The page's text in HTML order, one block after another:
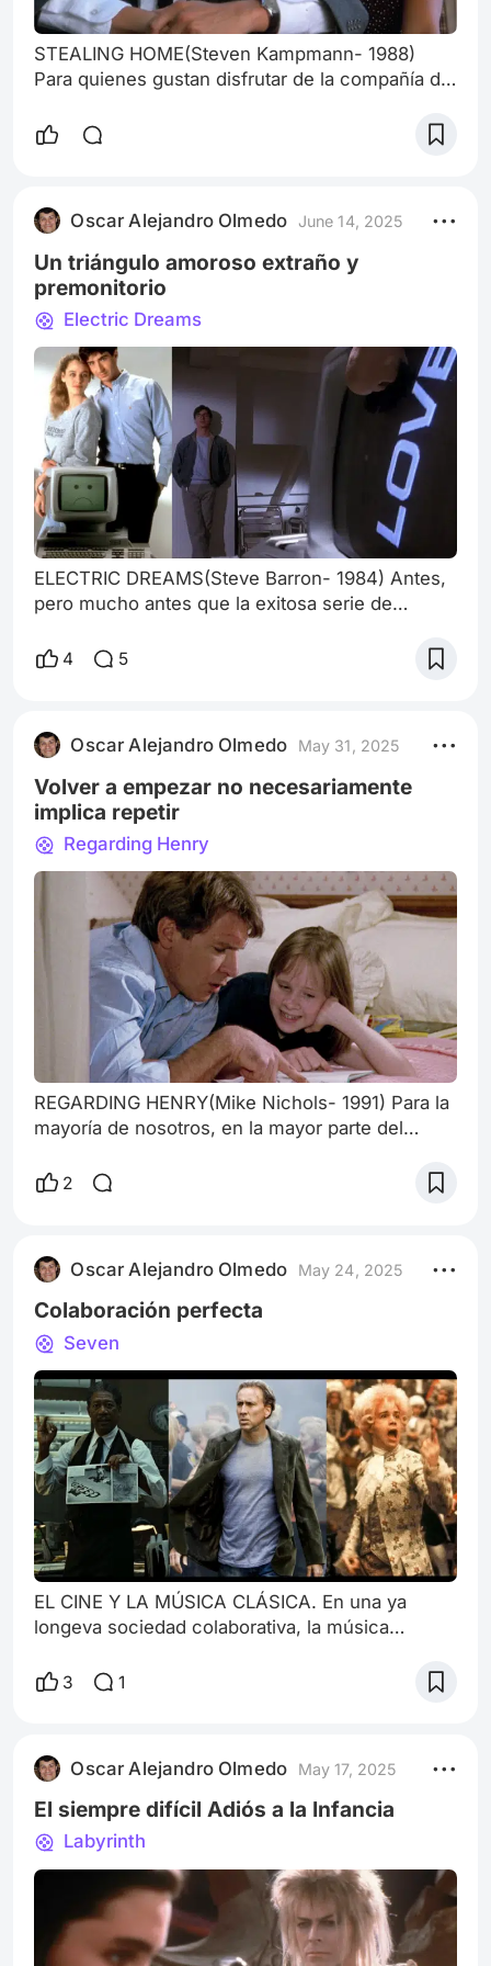
STEALING HOME(Steven Kampmann- 1988)
Para quienes gustan disfrutar de la compañía de
desandar la historia en cuestión(ficción o no) de
“flashback”, presentar una “sub-historia” lateral
o secundaria, o aventurar sucesos a futuro, pero
por lo general, el desarrollo de la misma fluye
natura
Oscar Alejandro Olmedo June 14, 2025
Un triángulo amoroso extraño y
premonitorio
Electric Dreams
ELECTRIC DREAMS(Steve Barron- 1984) Antes,
pero mucho antes que la exitosa serie de
las consecuencias de una excesiva
sexo, estatus social o, incluso, edad), hubo
diferentes proyectos que encararon la misma
temática, pero obviamente desde otra
perspectiva.
4 5
Oscar Alejandro Olmedo May 31, 2025
Volver a empezar no necesariamente
implica repetir
Regarding Henry
REGARDING HENRY(Mike Nichols- 1991) Para la
mayoría de nosotros, en la mayor parte del
nuestro futuro será la sumatoria de nuestras
medida que decidimos ir en un rumbo y no en
otro. Obviamente, habrá circunstancias
extraordinarias que escaparán a nuestro control
y que seg
2
Oscar Alejandro Olmedo May 24, 2025
Colaboración perfecta
Seven
EL CINE Y LA MÚSICA CLÁSICA. En una ya
longeva sociedad colaborativa, la música
séptimo arte han co-existido casi desde las
de autores clásicos han insuflado de emoción
escenas ya icónicas, y el cine le ha otorgado
imágenes a temas inmortales, incluso, haciendo
que el gran pú
3 1
Oscar Alejandro Olmedo May 17, 2025
El siempre difícil Adiós a la Infancia
Labyrinth